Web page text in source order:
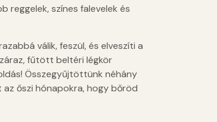
reggelek, színes falevelek és
válik, feszül, és elveszíti a
fűtött beltéri légkör
Összegyűjtöttünk néhány
őszi hónapokra, hogy bőröd